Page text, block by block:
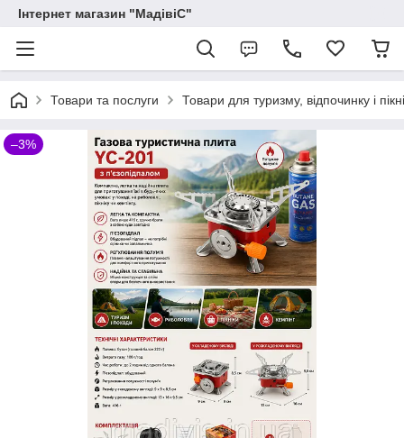
Інтернет магазин "МадівіС"
Товари та послуги Товари для туризму, відпочинку і
–3%